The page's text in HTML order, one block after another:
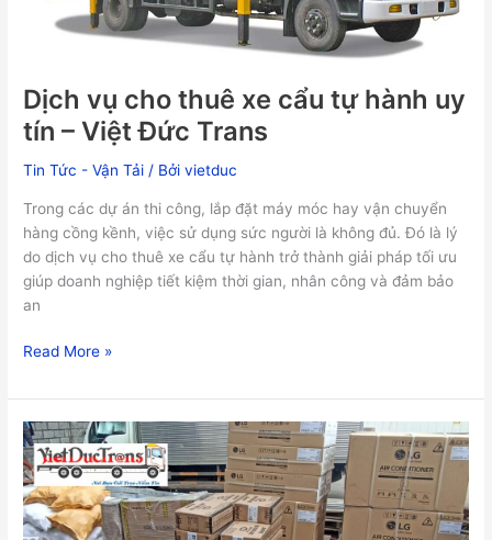
Dịch vụ cho thuê xe cẩu tự hành uy
tín – Việt Đức Trans
Tin Tức - Vận Tải / Bởivietduc
Trong các dự án thi công, lắp đặt máy móc hay vận chuyển
hàng cồng kềnh, việc sử dụng sức người là không đủ. Đó là lý
do dịch vụ cho thuê xe cẩu tự hành trở thành giải pháp tối ưu
giúp doanh nghiệp tiết kiệm thời gian, nhân công và đảm bảo
an
hành
–
Việt
Đức
Trans
Read More »
[Giải
Pháp]
Vận
chuyển
hàng